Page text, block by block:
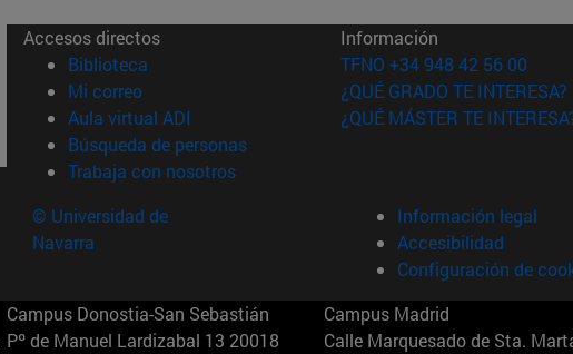
Accesos directos
Biblioteca (abre en nueva ventana)
Mi correo(abre en nueva ventana)
Aula virtual ADI (abre en nueva ventana)
Búsqueda de personas(abre en nueva ventana)
Trabaja con nosotros(abre en nueva ventana)
Información
TFNO +34 948 42 56 00
¿QUÉ GRADO TE INTERESA?
¿QUÉ MÁSTER TE
© Universidad de
Navarra
Información legal
Accesibilidad
Configuración de
Campus Donostia-San Sebastián
Pº de Manuel Lardizabal 13 20018
Campus Madrid
Calle Marquesado de Sta.